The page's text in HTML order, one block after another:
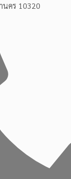
นคร 10320